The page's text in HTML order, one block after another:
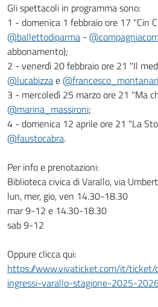
Gli spettacoli in programma sono:
1 - domenica 1 febbraio ore 17 "Cin
@ballettodiparma -
abbonamento);
2 - venerdì 20 febbraio ore 21 "Il
@lucabizzae
3 - mercoledì 25 marzo ore 21 "Ma
@marina_massironi;
4 - domenica 12 aprile ore 21 "La
@faustocabra.
Per info e prenotazioni:
Biblioteca civica di Varallo, via
lun, mer, gio, ven 14.30-18.30
mar 9-12 e 14.30-18.30
sab 9-12
Oppure clicca qui:
https://www.vivaticket.com/it/
ingressi-varallo-stagione-2025-